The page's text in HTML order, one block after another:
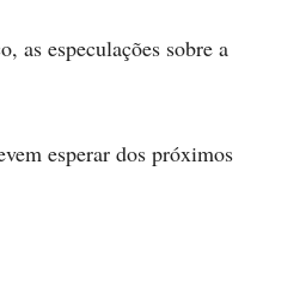
as especulações sobre a
esperar dos próximos